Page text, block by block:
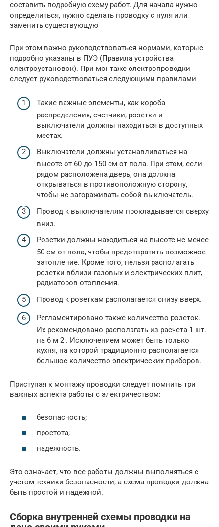
составить подробную схему работ. Для начала нужно
определиться, нужно сделать проводку с нуля или
заменить существующую
При этом важно руководствоваться нормами, которые
подробно указаны в ПУЭ (Правила устройства
электроустановок). При монтаже электропроводки
следует руководствоваться следующими правилами:
Такие важные элементы, как короба
распределения, счетчики, розетки и
выключатели должны находиться в доступных
местах.
Выключатели должны устанавливаться на
высоте от 60 до 150 см от пола. При этом, если
рядом расположена дверь, она должна
открываться в противоположную сторону,
чтобы не загораживать собой выключатель.
Провод к выключателям прокладывается сверху
вниз.
Розетки должны находиться на высоте не менее
50 см от пола, чтобы предотвратить возможное
затопление. Кроме того, нельзя располагать
розетки вблизи газовых и электрических плит,
радиаторов отопления.
Провод к розеткам располагается снизу вверх.
Регламентировано также количество розеток.
Их рекомендовано располагать из расчета 1 шт.
на 6 м 2 . Исключением может быть только
кухня, на которой традиционно располагается
большое количество электрических приборов.
Приступая к монтажу проводки следует помнить три
важных аспекта работы с электричеством:
безопасность;
простота;
надежность.
Это означает, что все работы должны выполняться с
учетом техники безопасности, а схема проводки должна
быть простой и надежной.
Сборка внутренней схемы проводки на